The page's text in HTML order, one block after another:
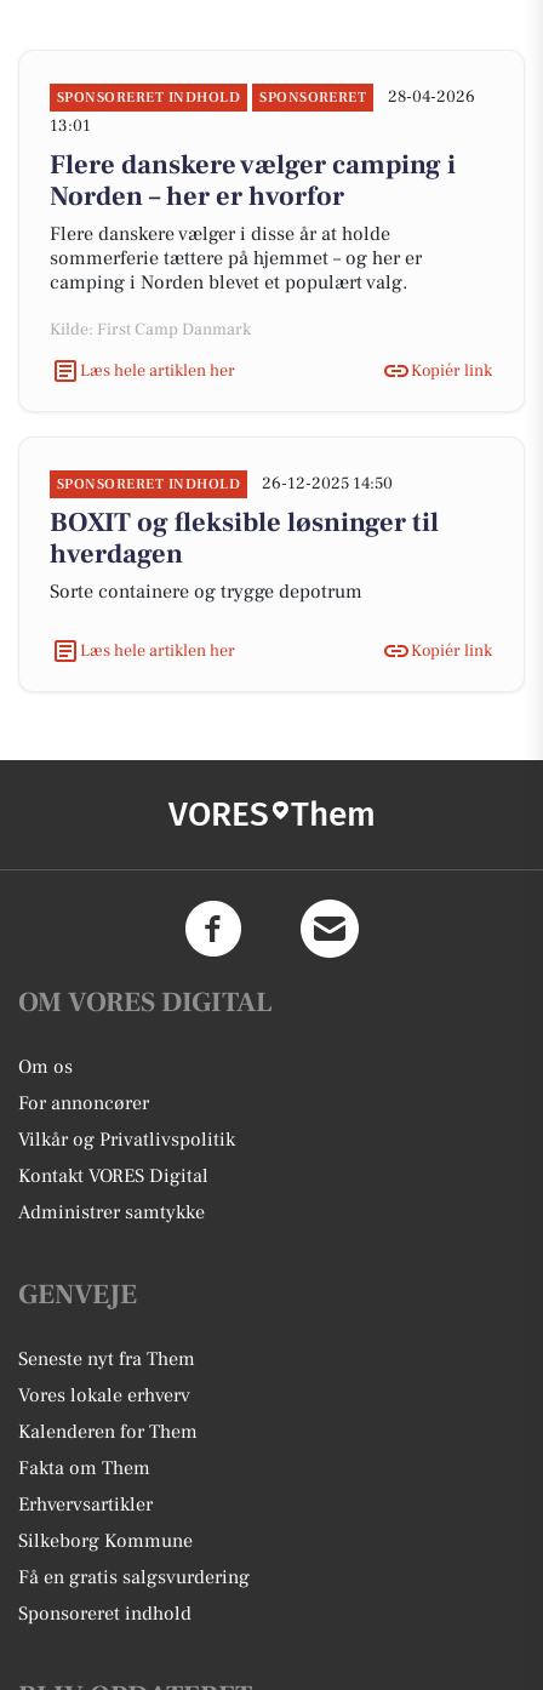
SPONSORERET INDHOLD SPONSORERET
28-04-2026
13:01
Flere danskere vælger camping i
Norden – her er hvorfor
Flere danskere vælger i disse år at holde
sommerferie tættere på hjemmet – og her er
camping i Norden blevet et populært valg.
Kilde: First Camp Danmark
Læs hele artiklen her
Kopiér link
SPONSORERET INDHOLD 26-12-2025 14:50
BOXIT og fleksible løsninger til
hverdagen
Sorte containere og trygge depotrum
Læs hele artiklen her Kopiér link
VORES Them
OM VORES DIGITAL
Om os
For annoncører
Vilkår og Privatlivspolitik
Kontakt VORES Digital
Administrer samtykke
GENVEJE
Seneste nyt fra Them
Vores lokale erhverv
Kalenderen for Them
Fakta om Them
Erhvervsartikler
Silkeborg Kommune
Få en gratis salgsvurdering
Sponsoreret indhold